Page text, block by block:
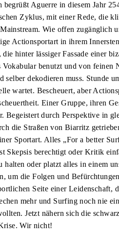
Aguerre in diesem Jahr
Zyklus, mit einer Rede, die
Wie offen zugänglich
Actionsportart in ihrem
hinter lässiger Fassade einer
benutzt und von feinen
selber dekodieren muss. Stunde
wartet. Bescheuert, aber
Einer Gruppe, ihren
Begeistert durch Perspektive in
die Straßen von Biarritz
Sportart. Alles „For a better
Skepsis berechtigt oder Kritik
oder platzt alles in einem
um die Folgen und
Seite einer Leidenschaft,
mehr und Surfing noch nie
Jetzt nähern sich die
Wir nicht!